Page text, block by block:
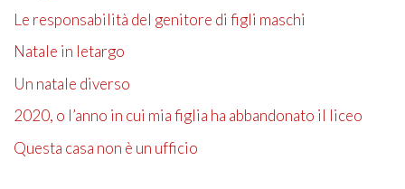
Le responsabilità del genitore di figli maschi
Natale in letargo
Un natale diverso
2020, o l’anno in cui mia figlia ha abbandonato il liceo
Questa casa non è un ufficio